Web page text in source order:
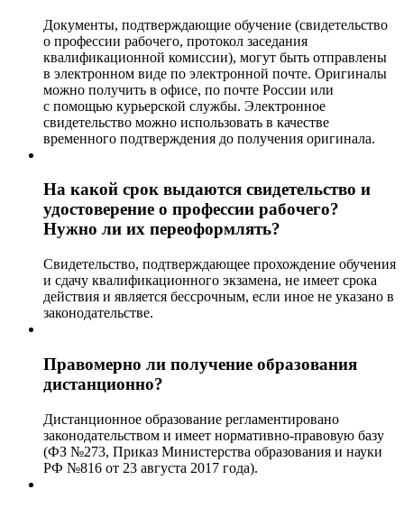
Документы, подтверждающие обучение (свидетельство
о профессии рабочего, протокол заседания
квалификационной комиссии), могут быть отправлены
в электронном виде по электронной почте. Оригиналы
можно получить в офисе, по почте России или
с помощью курьерской службы. Электронное
свидетельство можно использовать в качестве
временного подтверждения до получения оригинала.
На какой срок выдаются свидетельство и
удостоверение о профессии рабочего?
Нужно ли их переоформлять?
Свидетельство, подтверждающее прохождение обучения
и сдачу квалификационного экзамена, не имеет срока
действия и является бессрочным, если иное не указано в
законодательстве.
Правомерно ли получение образования
дистанционно?
Дистанционное образование регламентировано
законодательством и имеет нормативно-правовую базу
(ФЗ №273, Приказ Министерства образования и науки
РФ №816 от 23 августа 2017 года).